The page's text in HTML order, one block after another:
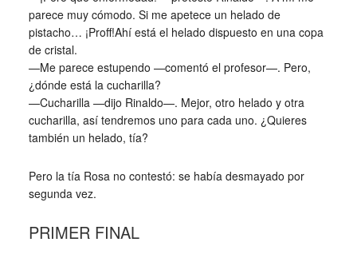
parece muy cómodo. Si me apetece un helado de
pistacho… ¡Proff!Ahí está el helado dispuesto en una copa
de cristal.
—Me parece estupendo —comentó el profesor—. Pero,
¿dónde está la cucharilla?
—Cucharilla —dijo Rinaldo—. Mejor, otro helado y otra
cucharilla, así tendremos uno para cada uno. ¿Quieres
también un helado, tía?
Pero la tía Rosa no contestó: se había desmayado por
segunda vez.
PRIMER FINAL